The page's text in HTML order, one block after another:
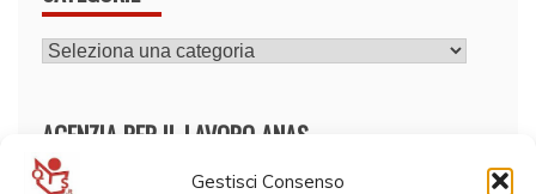
Gestisci Consenso
CATEGORIE
AGENZIA PER IL LAVORO ANAS